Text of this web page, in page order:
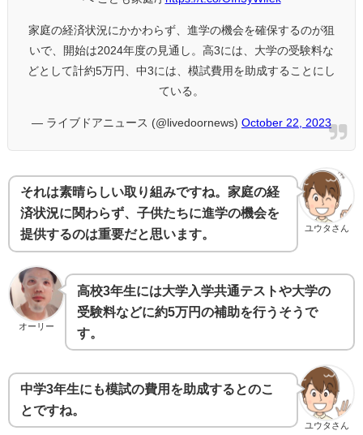
家庭の経済状況にかかわらず、進学の機会を確保するのが狙
いで、開始は2024年度の見通し。高3には、大学の受験料な
どとして計約5万円、中3には、模試費用を助成することにし
ている。
— ライブドアニュース (@livedoornews) October 22, 2023
ユウタさん
それは素晴らしい取り組みですね。家庭の経
済状況に関わらず、子供たちに進学の機会を
提供するのは重要だと思います。
オーリー
高校3年生には大学入学共通テストや大学の
受験料などに約5万円の補助を行うそうで
す。
ユウタさん
中学3年生にも模試の費用を助成するとのこ
とですね。